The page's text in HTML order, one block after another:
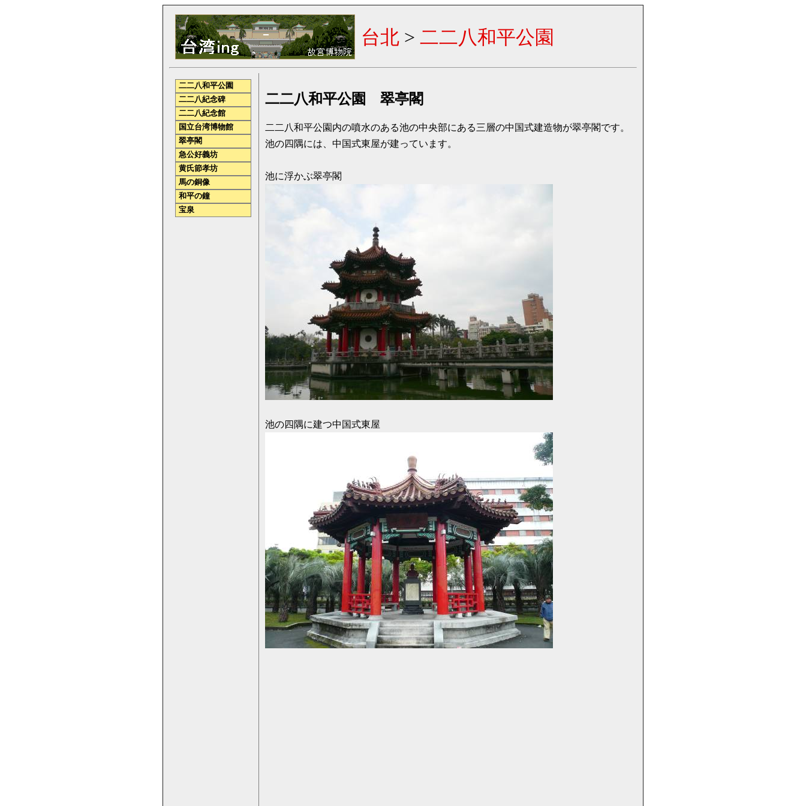
台北 > 二二八和平公園
二二八和平公園 翠亭閣
二二八和平公園内の噴水のある池の中央部にある三層の中国式建造物が翠亭閣です。
池の四隅には、中国式東屋が建っています。
池に浮かぶ翠亭閣
池の四隅に建つ中国式東屋
二二八和平公園
二二八紀念碑
二二八紀念館
国立台湾博物館
翠亭閣
急公好義坊
黄氏節孝坊
馬の銅像
和平の鐘
宝泉